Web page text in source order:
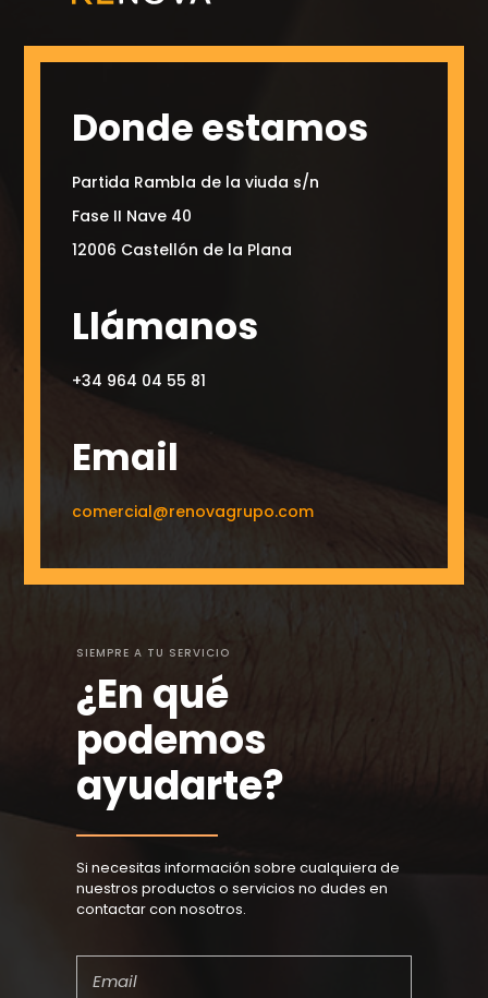
SIEMPRE A TU SERVICIO
¿En qué
podemos
ayudarte?
Si necesitas información sobre cualquiera de
nuestros productos o servicios no dudes en
contactar con nosotros.
Donde estamos
Partida Rambla de la viuda s/n
Fase II Nave 40
12006 Castellón de la Plana
Llámanos
+34 964 04 55 81
Email
comercial@renovagrupo.com